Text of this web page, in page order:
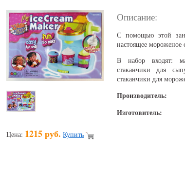
Описание:
С помощью этой
настоящее
В набор входят:
стаканчики для
стаканчики для
Производитель:
Изготовитель:
Цена: 1215 руб. Купить